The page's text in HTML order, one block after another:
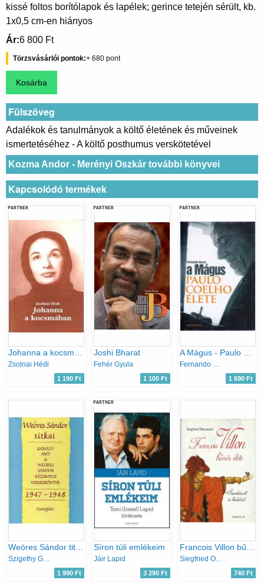
kissé foltos borítólapok és lapélek; gerince tetején sérült, kb.
1x0,5 cm-en hiányos
Ár 6 800 Ft
Törzsvásárlói pontok 680
Fülszöveg
Adalékok és tanulmányok a költő életének és műveinek
ismertetéséhez - A költő posthumus verskötetével
Kozma Andor - Merényi Oszkár további könyvei
Kapcsolódó termékek
PARTNER
Johanna a kocsmában
Zsolnai Hédi
1 190 Ft
PARTNER
Joshi Bharat
Fehér Gyula
1 100 Ft
PARTNER
A Mágus - Paulo Coelho élete
Fernando Morais
1 690 Ft
Szigethy Gábor (szerk.)
1 990 Ft
PARTNER
Síron túli emlékeim
Jáir Lapid
3 290 Ft
Siegfried Obermeier
740 Ft